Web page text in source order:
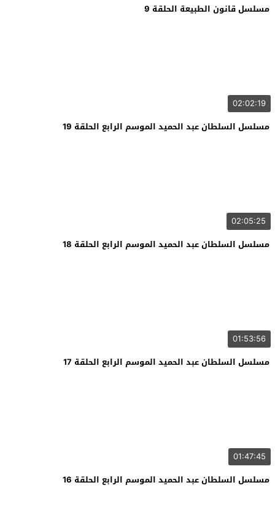
مسلسل قانون الطبيعة الحلقة 9
02:02:19
مسلسل السلطان عبد الحميد الموسم الرابع الحلقة 19
02:05:25
مسلسل السلطان عبد الحميد الموسم الرابع الحلقة 18
01:53:56
مسلسل السلطان عبد الحميد الموسم الرابع الحلقة 17
01:47:45
مسلسل السلطان عبد الحميد الموسم الرابع الحلقة 16